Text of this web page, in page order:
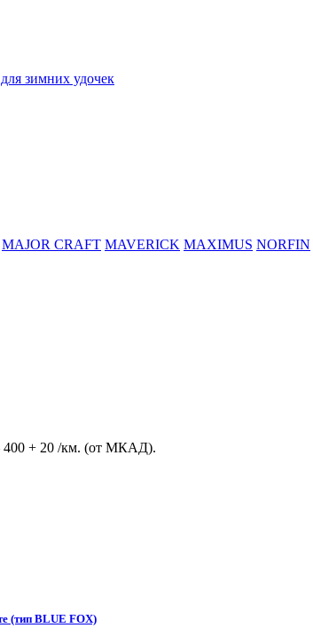
зимних удочек
MAJOR CRAFT MAVERICK MAXIMUS NORFIN
400 + 20 /км. (от МКАД).
(тип BLUE FOX)